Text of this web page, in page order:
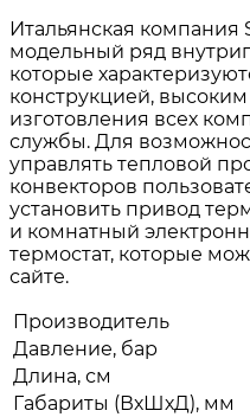
Итальянская компания
модельный ряд
которые
конструкцией,
изготовления всех
службы. Для
управлять тепловой
конвекторов
установить привод
и комнатный
термостат, которые
сайте.
Производитель
Давление, бар
Длина, см
Габариты (ВхШхД), мм